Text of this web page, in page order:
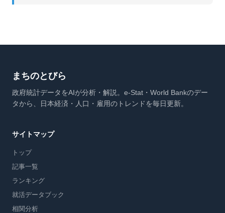
まちのとびら
政府統計データをAIが分析・解説。e-Stat・World Bankのデー
タから、日本経済・人口・雇用のトレンドを毎日更新。
サイトマップ
トップ
記事一覧
ランキング
就活データブック
相関分析